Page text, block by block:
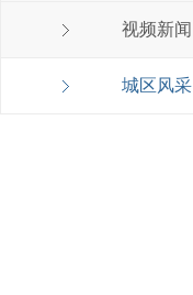
视频新闻
城区风采